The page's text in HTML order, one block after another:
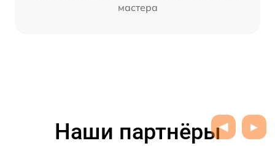
мастера
Наши партнёры